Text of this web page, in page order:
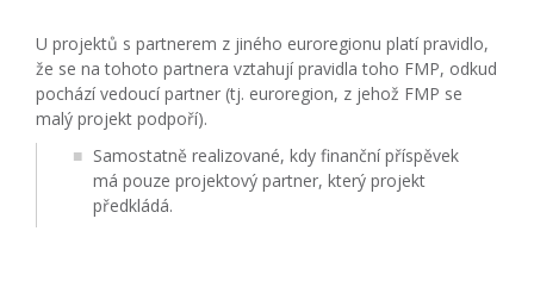
U projektů s partnerem z jiného euroregionu platí pravidlo,
že se na tohoto partnera vztahují pravidla toho FMP, odkud
pochází vedoucí partner (tj. euroregion, z jehož FMP se
malý projekt podpoří).
Samostatně realizované, kdy finanční příspěvek
má pouze projektový partner, který projekt
předkládá.